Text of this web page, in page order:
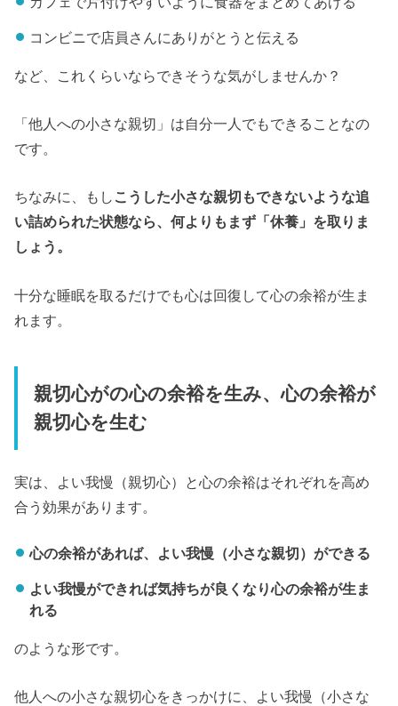
コンビニで店員さんにありがとうと伝える
など、これくらいならできそうな気がしませんか？
「他人への小さな親切」は自分一人でもできることなの
です。
ちなみに、もし こうした小さな親切もできないような追
い詰められた状態なら、何よりもまず「休養」を取りま
しょう。
十分な睡眠を取るだけでも心は回復して心の余裕が生ま
れます。
親切心がの心の余裕を生み、心の余裕が
親切心を生む
実は、よい我慢（親切心）と心の余裕はそれぞれを高め
合う効果があります。
心の余裕があれば、よい我慢（小さな親切）ができる
よい我慢ができれば気持ちが良くなり心の余裕が生ま
れる
のような形です。
他人への小さな親切心をきっかけに、よい我慢（小さな